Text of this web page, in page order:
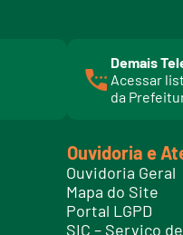
Demais
Acessar
da
l
i
t
e
l
e
f
Ouvidoria e
Ouvidoria Geral
Mapa do Site
Portal LGPD
SIC – Serviço